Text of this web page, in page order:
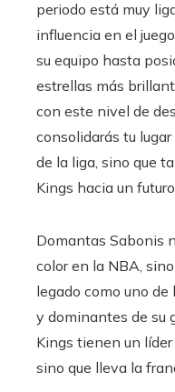
periodo está muy
influencia en el
su equipo hasta
estrellas más
con este nivel de
consolidarás tu
de la liga, sino que
Kings hacia un
Domantas Sabonis
color en la NBA,
legado como uno
y dominantes de su
Kings tienen un
sino que lleva la